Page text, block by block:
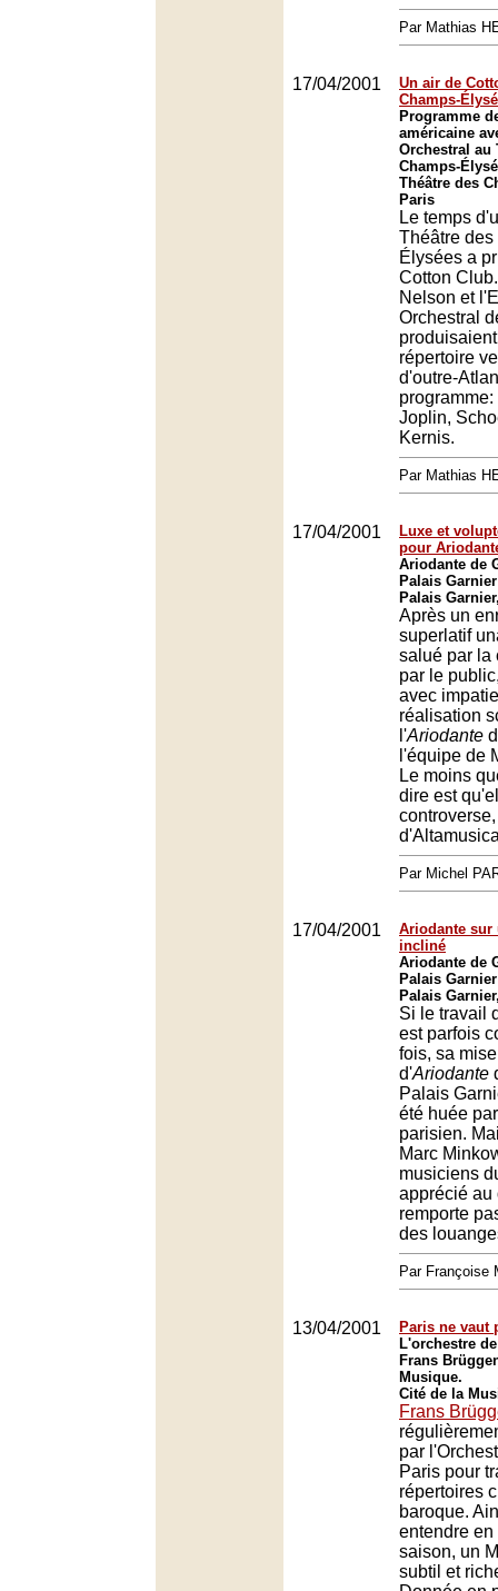
Par Mathias
17/04/2001
Un air de
Champs-
Programme
américaine
Orchestral au
Champs-
Théâtre des
Paris
Le temps
Théâtre
Élysées a
Cotton
Nelson et
Orchestral
répertoire
d'outre-
Joplin,
Kernis.
Par Mathias
17/04/2001
Luxe et
pour
Ariodante de
Palais
Palais
Après un
superlatif
salué par la
par le
avec
réalisation
l'Ariodante
l'équipe de
Le moins
dire est
Par Michel
17/04/2001
Ariodante sur
incliné
Ariodante de
Palais
Palais
Si le travail
est parfois
fois, sa
d'Ariodante
Palais
été huée
parisien.
Marc
musiciens
apprécié au
remporte
des
Par Françoise
13/04/2001
Paris ne vaut
L'orchestre
Frans
Musique.
Cité de la
Frans
par
Paris pour
répertoires
baroque.
entendre en
saison, un
subtil et